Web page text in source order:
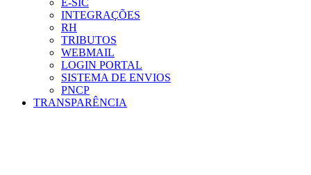
E-SIC
INTEGRAÇÕES
RH
TRIBUTOS
WEBMAIL
LOGIN PORTAL
SISTEMA DE ENVIOS
PNCP
TRANSPARÊNCIA